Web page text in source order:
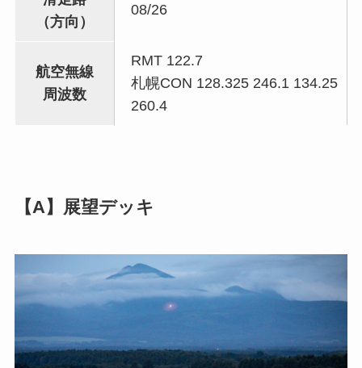
（方向）
08/26
航空無線
周波数
RMT 122.7
札幌CON 128.325 246.1 134.25
260.4
【A】展望デッキ